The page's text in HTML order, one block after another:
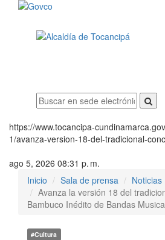
https://www.tocancipa-
1/avanza-version-18-del-tradicional-
ago 5, 2026 08:31 p. m.
Inicio
Sala de prensa
Noticias
Avanza la versión 18 del
Bambuco Inédito de Bandas
#Cultura